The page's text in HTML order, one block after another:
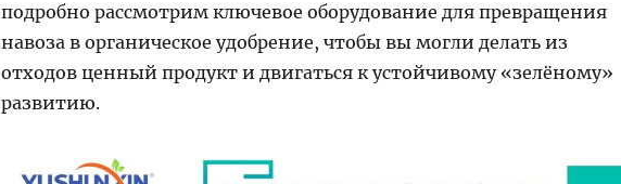
подробно рассмотрим ключевое оборудование для превращения
навоза в органическое удобрение, чтобы вы могли делать из
отходов ценный продукт и двигаться к устойчивому «зелёному»
развитию.